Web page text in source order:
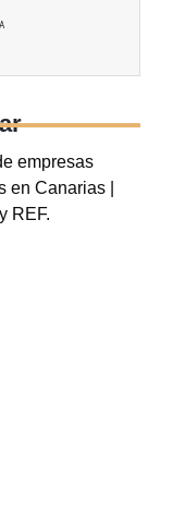
empresas
en Canarias |
REF.